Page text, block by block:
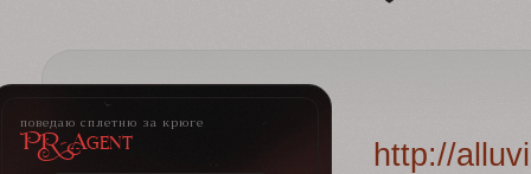
поведаю сплетню за крюге
PR-Agent http://